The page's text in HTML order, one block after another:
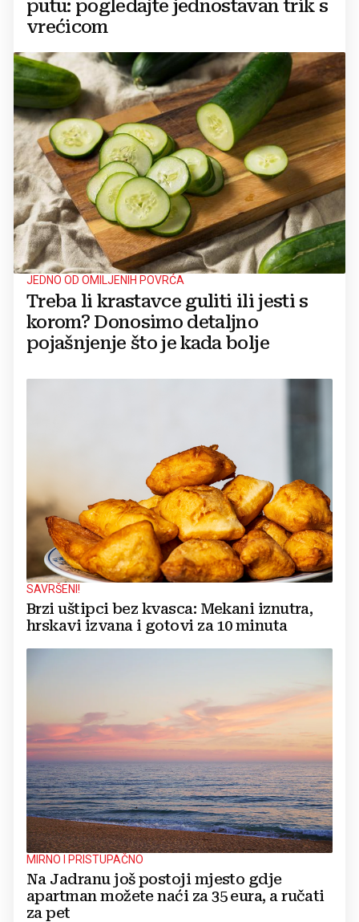
putu: pogledajte jednostavan trik s
vrećicom
JEDNO OD OMILJENIH POVRĆA
Treba li krastavce guliti ili jesti s
korom? Donosimo detaljno
pojašnjenje što je kada bolje
SAVRŠENI!
Brzi uštipci bez kvasca: Mekani iznutra,
hrskavi izvana i gotovi za 10 minuta
MIRNO I PRISTUPAČNO
Na Jadranu još postoji mjesto gdje
apartman možete naći za 35 eura, a ručati
za pet